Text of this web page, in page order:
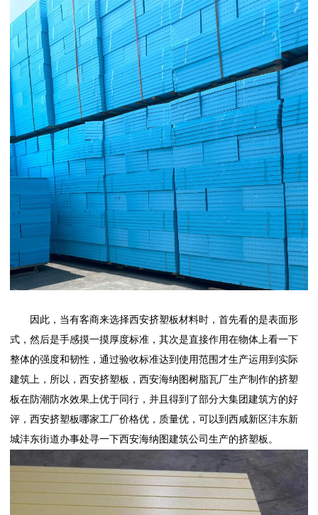
因此，当有客商来选择西安挤塑板材料时，首先看的是表面形
式，然后是手感摸一摸厚度标准，其次是直接作用在物体上看一下
整体的强度和韧性，通过验收标准达到使用范围才生产运用到实际
建筑上，所以，西安挤塑板 ，西安海纳图树脂瓦厂生产制作的挤塑
板在防潮防水效果上优于同行，并且得到了部分大集团建筑方的好
评，西安挤塑板 哪家工厂价格优，质量优，可以到西咸新区沣东新
城沣东街道办事处寻一下西安海纳图建筑公司生产的挤塑板。